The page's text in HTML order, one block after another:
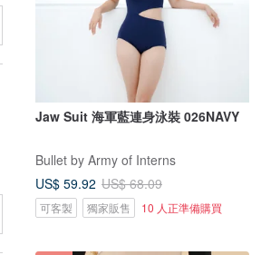
Jaw Suit 海軍藍連身泳裝 026NAVY
Bullet by Army of Interns
US$ 59.92 US$ 68.09
可客製 獨家販售 10 人正準備購買